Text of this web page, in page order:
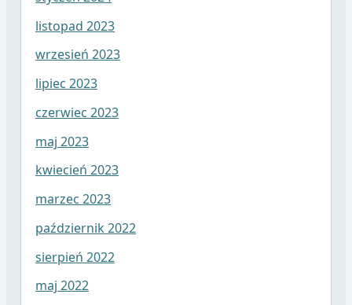
listopad 2023
wrzesień 2023
lipiec 2023
czerwiec 2023
maj 2023
kwiecień 2023
marzec 2023
październik 2022
sierpień 2022
maj 2022